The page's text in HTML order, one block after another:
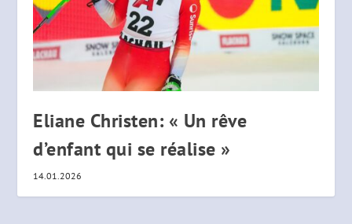
Eliane Christen: « Un rêve
d’enfant qui se réalise »
14.01.2026